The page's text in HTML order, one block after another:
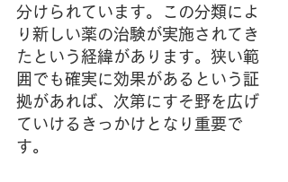
分けられています。この分類によ
り新しい薬の治験が実施されてき
たという経緯があります。狭い範
囲でも確実に効果があるという証
拠があれば、次第にすそ野を広げ
ていけるきっかけとなり重要で
す。